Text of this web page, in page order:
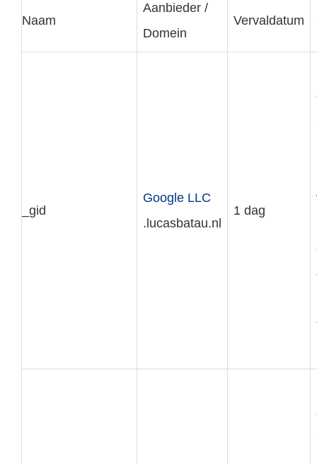
Naam
Aanbieder /
Domein
Vervaldatum
_gid
Google LLC
.lucasbatau.nl
1 dag